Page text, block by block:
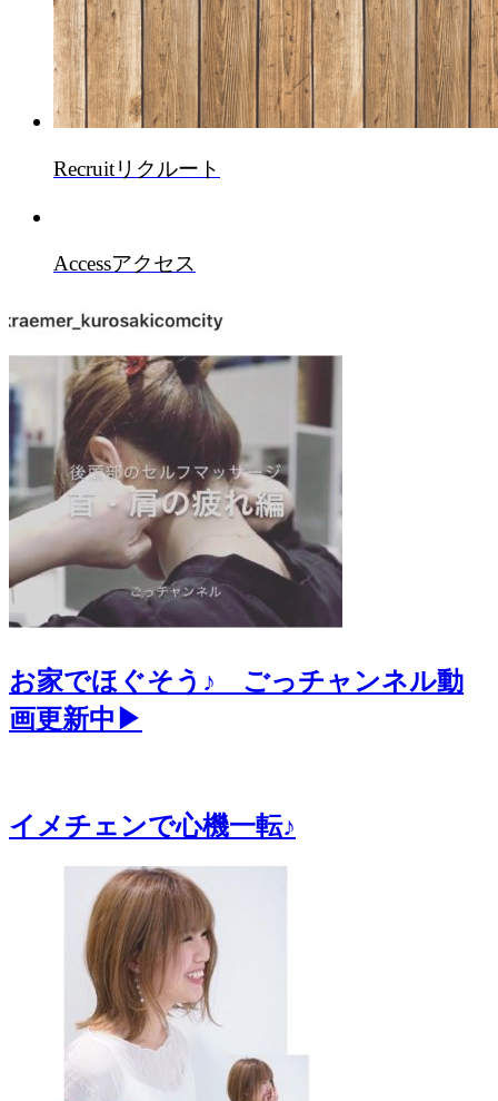
Recruitリクルート
Accessアクセス
お家でほぐそう♪ ごっチャンネル動
画更新中▶
イメチェンで心機一転♪